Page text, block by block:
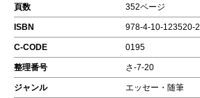
頁数 352ページ
ISBN 978-4-10-123520-2
C-CODE 0195
整理番号 さ-7-20
ジャンル エッセー・随筆